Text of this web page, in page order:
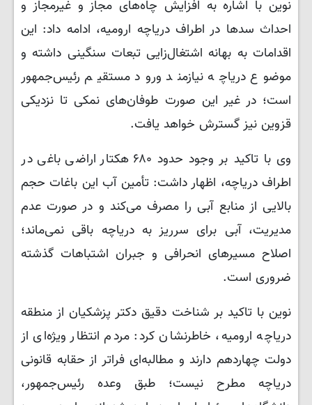
نوین با اشاره به افزایش چاه‌های مجاز و غیرمجاز و
احداث سدها در اطراف دریاچه ارومیه، ادامه داد: این
اقدامات به بهانه اشتغال‌زایی تبعات سنگینی داشته و
موضوع دریاچه نیازمند ورود مستقیم رئیس‌جمهور
است؛ در غیر این صورت طوفان‌های نمکی تا نزدیکی
قزوین نیز گسترش خواهد یافت.
وی با تاکید بر وجود حدود ۶۸۰ هکتار اراضی باغی در
اطراف دریاچه، اظهار داشت: تأمین آب این باغات حجم
بالایی از منابع آبی را مصرف می‌کند و در صورت عدم
مدیریت، آبی برای سرریز به دریاچه باقی نمی‌ماند؛
اصلاح مسیرهای انحرافی و جبران اشتباهات گذشته
ضروری است.
نوین با تاکید بر شناخت دقیق دکتر پزشکیان از منطقه
دریاچه ارومیه، خاطرنشان کرد: مردم انتظار ویژه‌ای از
دولت چهاردهم دارند و مطالبه‌ای فراتر از حقابه قانونی
دریاچه مطرح نیست؛ طبق وعده رئیس‌جمهور،